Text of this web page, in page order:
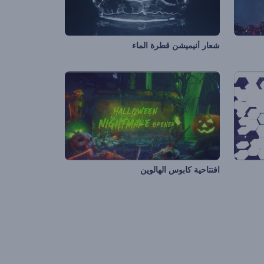
شعار أنيميشن قطرة الماء
افتتاحية كابوس الهالوين